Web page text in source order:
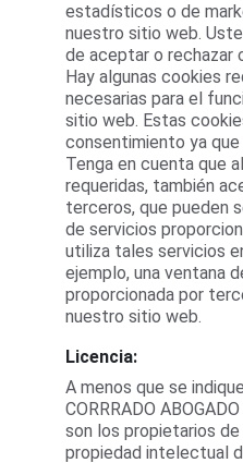
estadísticos o de
nuestro sitio web.
de aceptar o rechazar
Hay algunas cookies
necesarias para el
sitio web. Estas
consentimiento ya
Tenga en cuenta que
requeridas, también
terceros, que pueden
de servicios
utiliza tales servicios
ejemplo, una ventana
proporcionada por
nuestro sitio web.
Licencia:
A menos que se
CORRRADO
son los propietarios
propiedad intelectual